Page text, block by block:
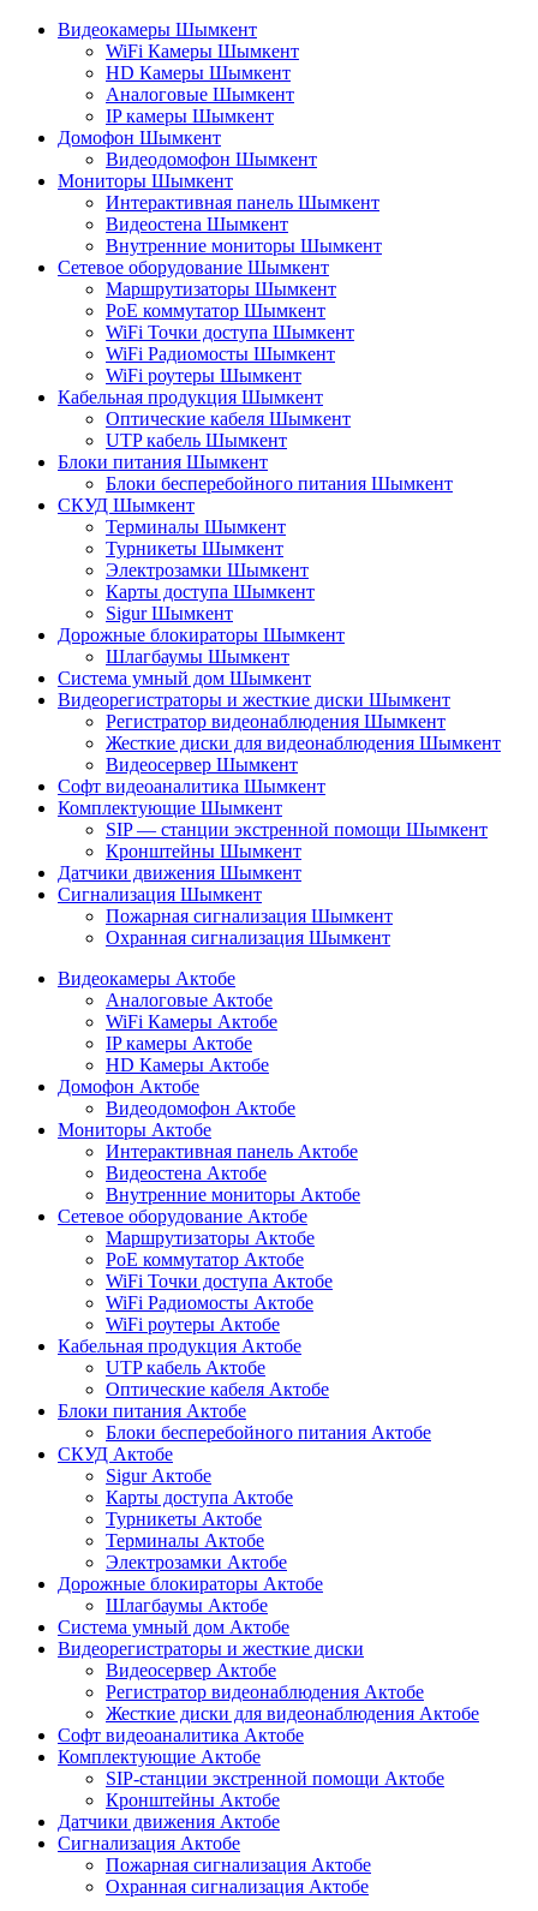
Видеокамеры Шымкент
WiFi Камеры Шымкент
HD Камеры Шымкент
Аналоговые Шымкент
IP камеры Шымкент
Домофон Шымкент
Видеодомофон Шымкент
Мониторы Шымкент
Интерактивная панель Шымкент
Видеостена Шымкент
Внутренние мониторы Шымкент
Сетевое оборудование Шымкент
Маршрутизаторы Шымкент
PoE коммутатор Шымкент
WiFi Точки доступа Шымкент
WiFi Радиомосты Шымкент
WiFi роутеры Шымкент
Кабельная продукция Шымкент
Оптические кабеля Шымкент
UTP кабель Шымкент
Блоки питания Шымкент
Блоки бесперебойного питания Шымкент
СКУД Шымкент
Терминалы Шымкент
Турникеты Шымкент
Электрозамки Шымкент
Карты доступа Шымкент
Sigur Шымкент
Дорожные блокираторы Шымкент
Шлагбаумы Шымкент
Система умный дом Шымкент
Видеорегистраторы и жесткие диски Шымкент
Регистратор видеонаблюдения Шымкент
Жесткие диски для видеонаблюдения Шымкент
Видеосервер Шымкент
Софт видеоаналитика Шымкент
Комплектующие Шымкент
SIP — станции экстренной помощи Шымкент
Кронштейны Шымкент
Датчики движения Шымкент
Сигнализация Шымкент
Пожарная сигнализация Шымкент
Охранная сигнализация Шымкент
Видеокамеры Актобе
Аналоговые Актобе
WiFi Камеры Актобе
IP камеры Актобе
HD Камеры Актобе
Домофон Актобе
Видеодомофон Актобе
Мониторы Актобе
Интерактивная панель Актобе
Видеостена Актобе
Внутренние мониторы Актобе
Сетевое оборудование Актобе
Маршрутизаторы Актобе
PoE коммутатор Актобе
WiFi Точки доступа Актобе
WiFi Радиомосты Актобе
WiFi роутеры Актобе
Кабельная продукция Актобе
UTP кабель Актобе
Оптические кабеля Актобе
Блоки питания Актобе
Блоки бесперебойного питания Актобе
СКУД Актобе
Sigur Актобе
Карты доступа Актобе
Турникеты Актобе
Терминалы Актобе
Электрозамки Актобе
Дорожные блокираторы Актобе
Шлагбаумы Актобе
Система умный дом Актобе
Видеорегистраторы и жесткие диски
Видеосервер Актобе
Регистратор видеонаблюдения Актобе
Жесткие диски для видеонаблюдения Актобе
Софт видеоаналитика Актобе
Комплектующие Актобе
SIP-станции экстренной помощи Актобе
Кронштейны Актобе
Датчики движения Актобе
Сигнализация Актобе
Пожарная сигнализация Актобе
Охранная сигнализация Актобе